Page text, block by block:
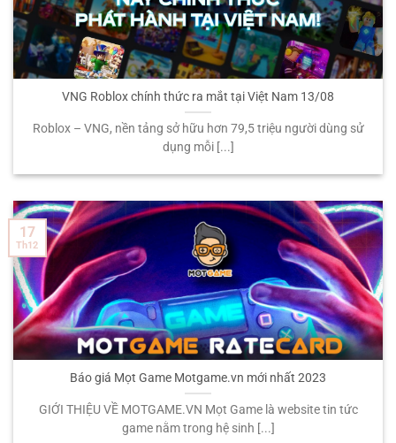
VNG Roblox chính thức ra mắt tại Việt Nam 13/08
Roblox – VNG, nền tảng sở hữu hơn 79,5 triệu người dùng sử
dụng mỗi [...]
Báo giá Mọt Game Motgame.vn mới nhất 2023
GIỚI THIỆU VỀ MOTGAME.VN Mọt Game là website tin tức
game nằm trong hệ sinh [...]
17
Th12